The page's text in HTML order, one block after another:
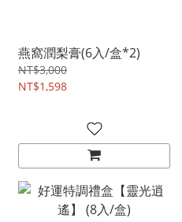
燕窩潤梨膏(6入/盒*2)
NT$3,000
NT$1,598